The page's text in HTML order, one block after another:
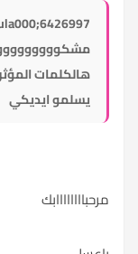
هالكلمات
يسلمو ايديكي
مرحباااااااابك